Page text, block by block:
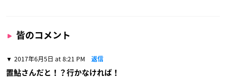
皆のコメント
2017年6月5日 at 8:21 PM 返信
置鮎さんだと！？行かなければ！